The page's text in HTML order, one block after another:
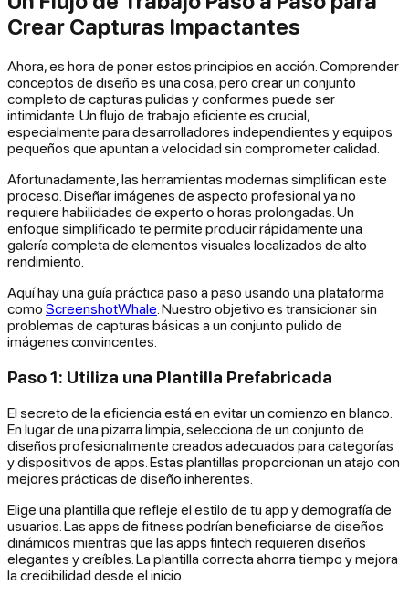
Crear Capturas Impactantes
Ahora, es hora de poner estos principios en acción. Comprender
conceptos de diseño es una cosa, pero crear un conjunto
completo de capturas pulidas y conformes puede ser
intimidante. Un flujo de trabajo eficiente es crucial,
especialmente para desarrolladores independientes y equipos
pequeños que apuntan a velocidad sin comprometer calidad.
Afortunadamente, las herramientas modernas simplifican este
proceso. Diseñar imágenes de aspecto profesional ya no
requiere habilidades de experto o horas prolongadas. Un
enfoque simplificado te permite producir rápidamente una
galería completa de elementos visuales localizados de alto
rendimiento.
Aquí hay una guía práctica paso a paso usando una plataforma
como ScreenshotWhale . Nuestro objetivo es transicionar sin
problemas de capturas básicas a un conjunto pulido de
imágenes convincentes.
Paso 1: Utiliza una Plantilla Prefabricada
El secreto de la eficiencia está en evitar un comienzo en blanco.
En lugar de una pizarra limpia, selecciona de un conjunto de
diseños profesionalmente creados adecuados para categorías
y dispositivos de apps. Estas plantillas proporcionan un atajo con
mejores prácticas de diseño inherentes.
Elige una plantilla que refleje el estilo de tu app y demografía de
usuarios. Las apps de fitness podrían beneficiarse de diseños
dinámicos mientras que las apps fintech requieren diseños
elegantes y creíbles. La plantilla correcta ahorra tiempo y mejora
la credibilidad desde el inicio.